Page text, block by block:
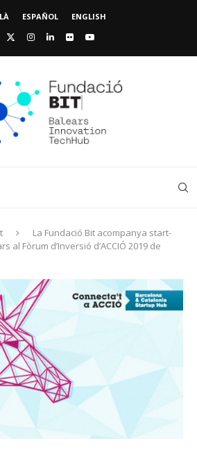
ESPAÑOL ENGLISH
La Fundació Bit acompanya start-
al Fòrum d’Inversió d’ACCIÓ 2019 de